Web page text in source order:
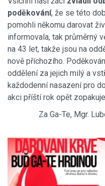
poděkování, že se této
pomohli někomu darovat
informovala, tak průměrný
na 43 let, takže jsou na
nově příchozího.
oddělení za jejich milý a
každodenní nasazení pro
akci příští rok opět
Za Ga-Te, Mgr.